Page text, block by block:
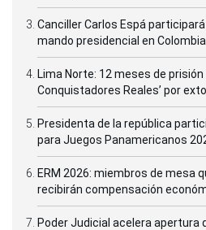
Canciller Carlos Espá
mando presidencial en Colombia
Lima Norte: 12 meses de prisión
Conquistadores Reales’ por
Presidenta de la república
para Juegos Panamericanos
ERM 2026: miembros de mesa
recibirán compensación
Poder Judicial acelera apertura